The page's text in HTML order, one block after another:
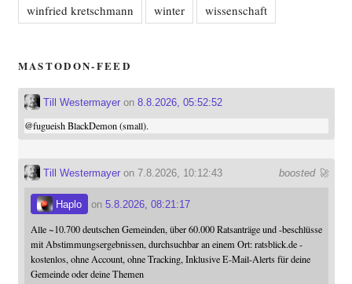
winfried kretschmann
winter wissenschaft
MASTODON-FEED
Till Westermayeron 8.8.2026, 05:52:52
@fugueishBlackDemon (small).
boosted 🚀
Till Westermayeron 7.8.2026, 10:12:43
Haplo on 5.8.2026, 08:21:17
Alle ~10.700 deutschen Gemeinden, über 60.000 Ratsanträge und -beschlüsse
mit Abstimmungsergebnissen, durchsuchbar an einem Ort: ratsblick.de -
kostenlos, ohne Account, ohne Tracking, Inklusive E-Mail-Alerts für deine
Gemeinde oder deine Themen